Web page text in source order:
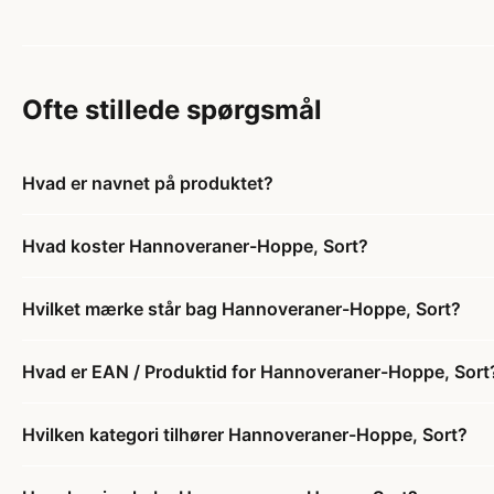
Ofte stillede spørgsmål
Hvad er navnet på produktet?
Hvad koster Hannoveraner-Hoppe, Sort?
Hvilket mærke står bag Hannoveraner-Hoppe, Sort?
Hvad er EAN / Produktid for Hannoveraner-Hoppe,
Hvilken kategori tilhører Hannoveraner-Hoppe, Sort?